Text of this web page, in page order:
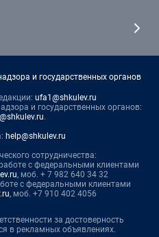
и государственных органов
ufa1@shkulev.ru
и государственных органов:
.
help@shkulev.ru
сотрудничества:
с федеральными клиентами
, моб. + 7 982 640 34 32
с федеральными клиентами
, моб. +7 910 402 4056
за достоверность
в рекламных объявлениях.